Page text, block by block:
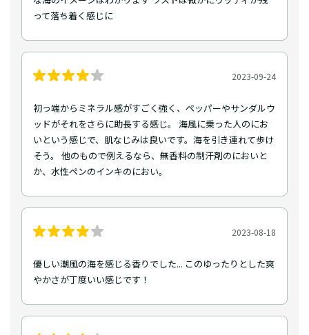
って落ち着く感じに
2023-09-24
初っ端からミネラル感がすごく強く、ペッパーやサンダルウ
ッドがそれをさらに助長する感じ。 海風に乗った人のにお
いという感じで、肌なじみは良いです。海を引き連れて歩け
そう。 他のもので例えるなら、無香料の制汗剤のにおいと
か、水性ペンのインキのにおい。
2023-08-18
優しい潮風の海を感じる香りでした... このゆったりとした爽
やかさが丁度いい感じです！